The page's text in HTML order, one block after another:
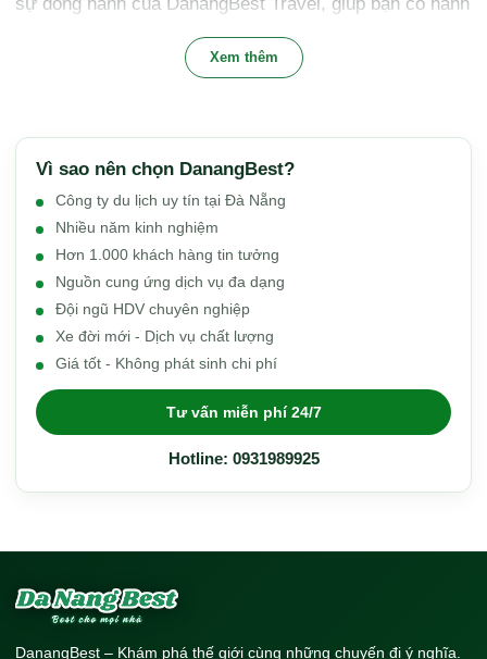
trình trọn vẹn và đáng nhớ.
Tổng Quan Du Lịch Quảng Nam: Vùng Đất Di
Quảng Nam nổi bật với hai Di sản Văn hóa Thế giới
được UNESCO công nhận: phố cổ Hội An và thánh địa
Mỹ Sơn. Không chỉ vậy, tỉnh còn sở hữu những bãi biển
trong xanh như Cửa Đại, Cù Lao Chàm và các làng
nghề truyền thống độc đáo.
Kinh nghiệm
Quảng Nam thích hợp cho hành trình kết hợp du lịch
văn hóa, lịch sử và nghỉ dưỡng biển. Thời gian lý tưởng
cho chuyến đi dao động từ 3-5 ngày để trải nghiệm đầy
đủ các điểm đến nổi bật.
Xem thêm
Vì sao nên chọn DanangBest?
Công ty du lịch uy tín tại Đà Nẵng
Nhiều năm kinh nghiệm
Hơn 1.000 khách hàng tin tưởng
Nguồn cung ứng dịch vụ đa dạng
Đội ngũ HDV chuyên nghiệp
Xe đời mới - Dịch vụ chất lượng
Giá tốt - Không phát sinh chi phí
Tư vấn miễn phí 24/7
Hotline: 0931989925
DanangBest – Khám phá thế giới cùng những chuyến đi ý nghĩa.